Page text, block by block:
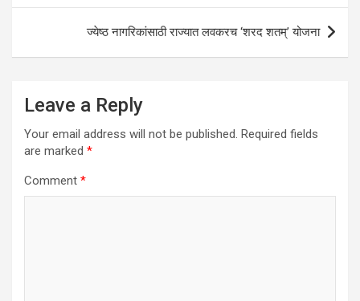
ज्येष्ठ नागरिकांसाठी राज्यात लवकरच ‘शरद शतम्’ योजना
Leave a Reply
Your email address will not be published. Required fields
are marked *
Comment *